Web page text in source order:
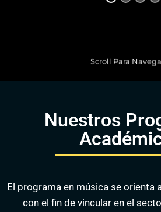
Scroll Para Navegar
Nuestros
El programa en música se orienta
con el fin de vincular en el